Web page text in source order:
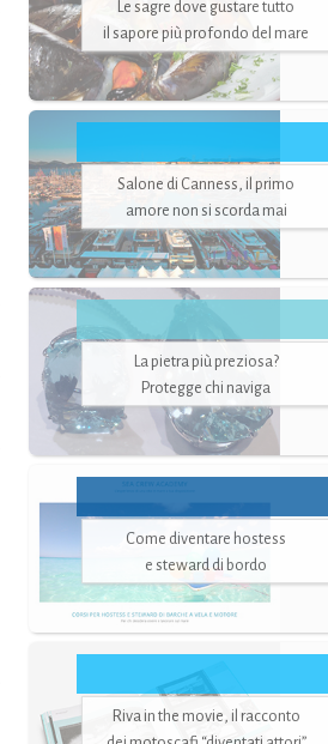
Le sagre dove gustare tutto
il sapore più profondo del mare
Salone di Canness, il primo
amore non si scorda mai
La pietra più preziosa?
Protegge chi naviga
Come diventare hostess
e steward di bordo
Riva in the movie, il racconto